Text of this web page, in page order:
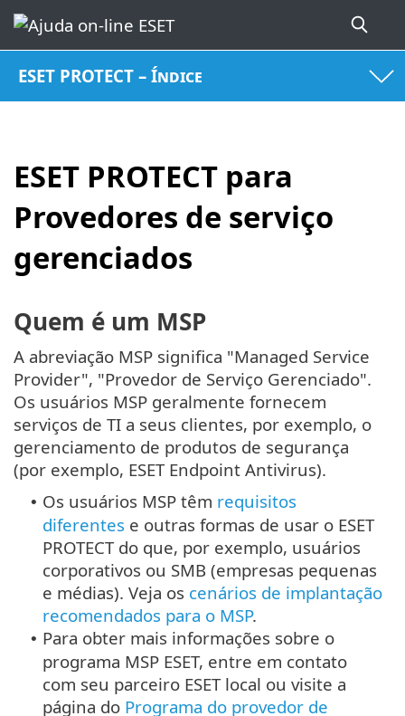
ESET PROTECT – Índice
ESET PROTECT para
Provedores de serviço
gerenciados
Quem é um MSP
A abreviação MSP significa "Managed Service
Provider", "Provedor de Serviço Gerenciado".
Os usuários MSP geralmente fornecem
serviços de TI a seus clientes, por exemplo, o
gerenciamento de produtos de segurança
(por exemplo, ESET Endpoint Antivirus).
• Os usuários MSP têm requisitos
diferentes e outras formas de usar o ESET
PROTECT do que, por exemplo, usuários
corporativos ou SMB (empresas pequenas
e médias). Veja os cenários de implantação
recomendados para o MSP.
• Para obter mais informações sobre o
programa MSP ESET, entre em contato
com seu parceiro ESET local ou visite a
página do Programa do provedor de